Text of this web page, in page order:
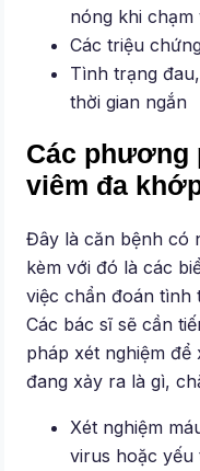
nóng khi chạm
Các triệu
Tình trạng
thời gian ngắn
Các phương
viêm đa
Đây là căn bệnh có
kèm với đó là các
việc chẩn đoán tình
Các bác sĩ sẽ cần
pháp xét nghiệm
đang xảy ra là gì,
Xét nghiệm
virus hoặc yếu